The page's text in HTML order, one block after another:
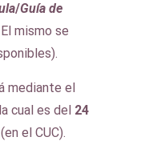
/Guía de
mismo se
mediante el
cual es del 24
el CUC).